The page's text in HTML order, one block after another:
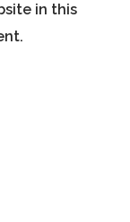
in this